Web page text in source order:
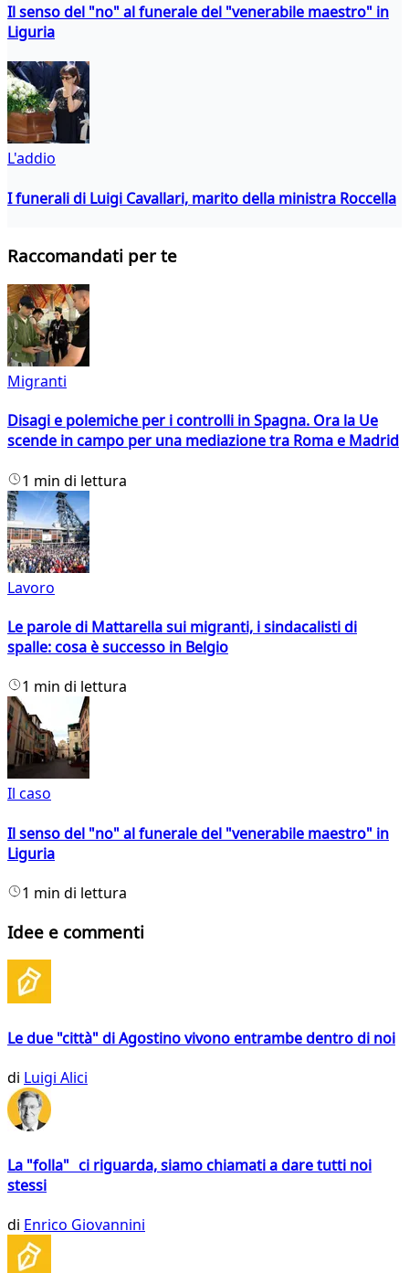
Il senso del "no" al funerale del "venerabile maestro" in
Liguria
L'addio
I funerali di Luigi Cavallari, marito della ministra Roccella
Raccomandati per te
Migranti
Disagi e polemiche per i controlli in Spagna. Ora la Ue
scende in campo per una mediazione tra Roma e Madrid
1 min di lettura
Lavoro
Le parole di Mattarella sui migranti, i sindacalisti di
spalle: cosa è successo in Belgio
1 min di lettura
Il caso
Il senso del "no" al funerale del "venerabile maestro" in
Liguria
1 min di lettura
Idee e commenti
Le due "città" di Agostino vivono entrambe dentro di noi
di Luigi Alici
La "folla" ci riguarda, siamo chiamati a dare tutti noi
stessi
di Enrico Giovannini